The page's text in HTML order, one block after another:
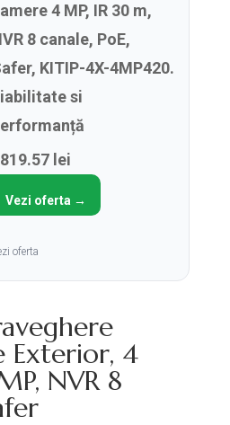
4 MP, IR 30 m,
8 canale, PoE,
KITIP-4X-4MP420.
si
lei
Vezi oferta →
oferta
Exterior, 4
NVR 8